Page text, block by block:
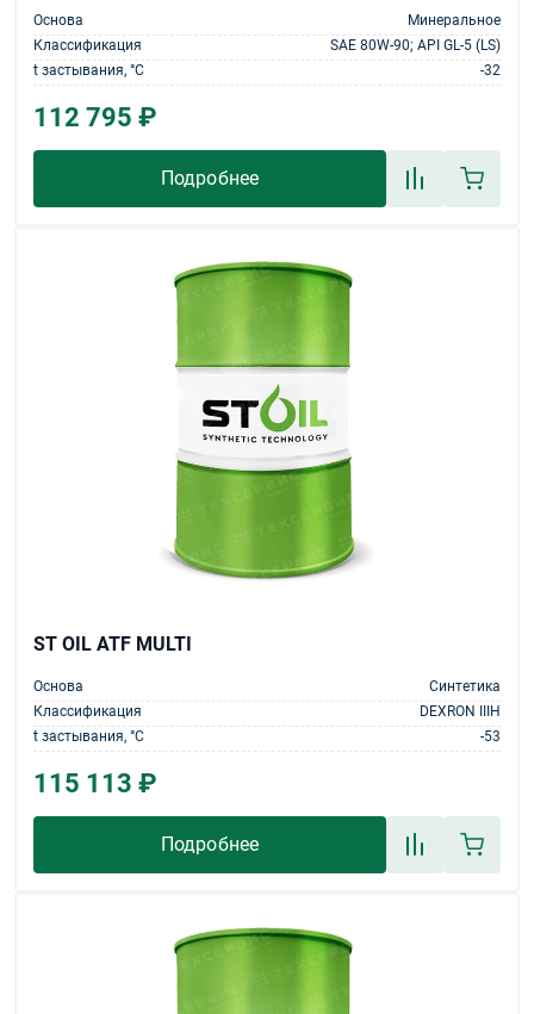
Основа
Минеральное
Классификация
SAE 80W-90; API GL-5 (LS)
t застывания, °С
-32
112 795 ₽
Подробнее
ST OIL ATF MULTI
Основа
Синтетика
Классификация
DEXRON IIIH
t застывания, °С
-53
115 113 ₽
Подробнее